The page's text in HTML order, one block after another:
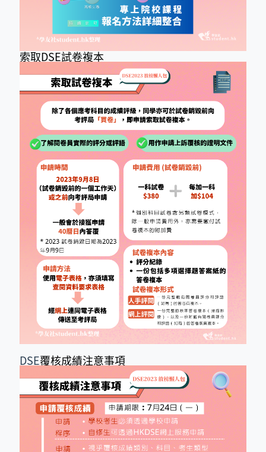
索取DSE試卷複本
DSE覆核成績注意事項